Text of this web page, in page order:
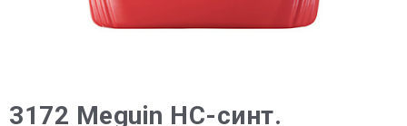
3172 Meguin НС-синт.